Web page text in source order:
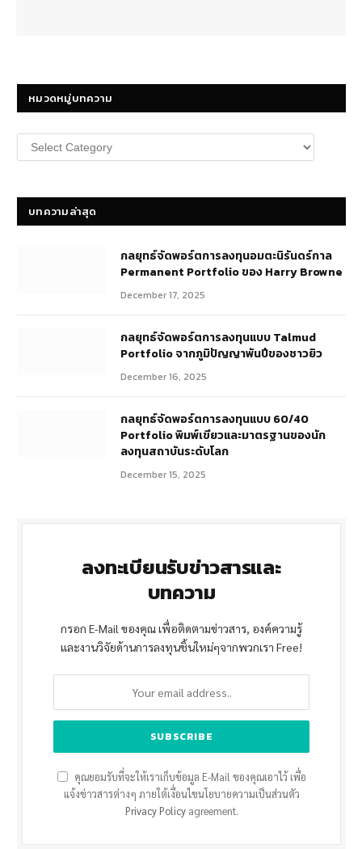
หมวดหมู่บทความ
หมวด
หมู่
บทความล่าสุด
กลยุทธ์​จัดพอร์ตการลงทุนอมตะนิรันดร์กาล
Permanent Portfolio ของ Harry Browne
December 17, 2025
กลยุทธ์จัดพอร์ตการลงทุนแบบ Talmud
Portfolio จากภูมิปัญญาพันปีของชาวยิว
December 16, 2025
กลยุทธ์จัดพอร์ตการลงทุนแบบ 60/40
Portfolio พิมพ์เขียวและมาตรฐานของนัก
ลงทุนสถาบันระดับโลก
December 15, 2025
ลงทะเบียนรับข่าวสารและ
บทความ
กรอก E-Mail ของคุณ เพื่อติดตามข่าวสาร, องค์ความรู้
และงานวิจัยด้านการลงทุนชิ้นใหม่ๆจากพวกเรา Free!
คุณยอมรับที่จะให้เราเก็บข้อมูล E-Mail ของคุณเอาไว้ เพื่อ
แจ้งข่าวสารต่างๆ ภายใต้เงื่อนไขนโยบายความเป็นส่วนตัว
Privacy Policyagreement.